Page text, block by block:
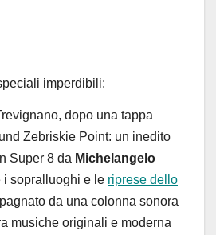
imperdibili:
dopo una tappa
Zebriskie Point: un inedito
Super 8 da Michelangelo
i sopralluoghi e le riprese dello
da una colonna sonora
musiche originali e moderna